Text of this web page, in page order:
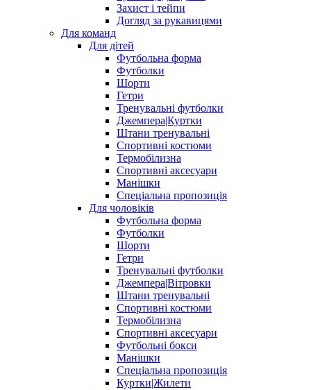
Захист і тейпи
Догляд за рукавицями
Для команд
Для дітей
Футбольна форма
Футболки
Шорти
Гетри
Тренувальні футболки
Джемпера|Куртки
Штани тренувальні
Спортивні костюми
Термобілизна
Спортивні аксесуари
Манішки
Спеціальна пропозиція
Для чоловіків
Футбольна форма
Футболки
Шорти
Гетри
Тренувальні футболки
Джемпера|Вітровки
Штани тренувальні
Спортивні костюми
Термобілизна
Спортивні аксесуари
Футбольні бокси
Манішки
Спеціальна пропозиція
Куртки|Жилети